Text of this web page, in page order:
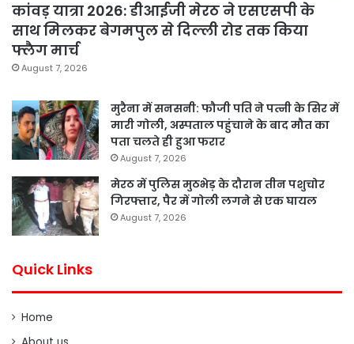
कांवड़ यात्रा 2026: डीआईजी मेरठ ने एसएसपी के
साथ मिलकर बेगमपुल से दिल्ली रोड तक किया
फ्लैग मार्च
August 7, 2026
मुरैना में सनसनी: फौजी पति ने पत्नी के सिर में
मारी गोली, अस्पताल पहुंचाने के बाद मौत का
पता चलते ही हुआ फरार
August 7, 2026
मेरठ में पुलिस मुठभेड़ के दौरान तीन पशुचोर
गिरफ्तार, पैर में गोली लगने से एक घायल
August 7, 2026
Quick Links
Home